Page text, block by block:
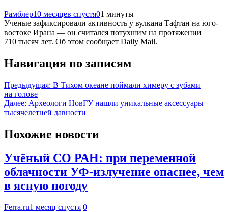
Рамблер10 месяцев спустя01 минуты
Ученые зафиксировали активность у вулкана Тафтан на юго-
востоке Ирана — он считался потухшим на протяжении
710 тысяч лет. Об этом сообщает Daily Mail.
Навигация по записям
Предыдущая: В Тихом океане поймали химеру с зубами
на голове
Далее: Археологи НовГУ нашли уникальные аксессуары
тысячелетней давности
Похожие новости
Учёный СО РАН: при переменной
облачности УФ-излучение опаснее, чем
в ясную погоду
Ferra.ru1 месяц спустя 0